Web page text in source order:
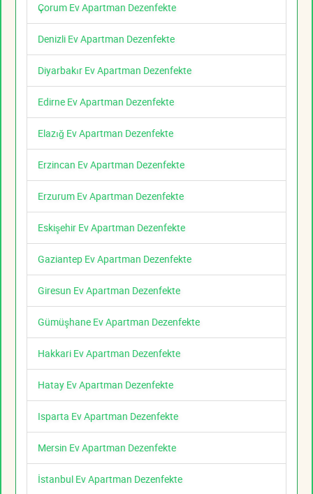
Çorum Ev Apartman Dezenfekte
Denizli Ev Apartman Dezenfekte
Diyarbakır Ev Apartman Dezenfekte
Edirne Ev Apartman Dezenfekte
Elazığ Ev Apartman Dezenfekte
Erzincan Ev Apartman Dezenfekte
Erzurum Ev Apartman Dezenfekte
Eskişehir Ev Apartman Dezenfekte
Gaziantep Ev Apartman Dezenfekte
Giresun Ev Apartman Dezenfekte
Gümüşhane Ev Apartman Dezenfekte
Hakkari Ev Apartman Dezenfekte
Hatay Ev Apartman Dezenfekte
Isparta Ev Apartman Dezenfekte
Mersin Ev Apartman Dezenfekte
İstanbul Ev Apartman Dezenfekte